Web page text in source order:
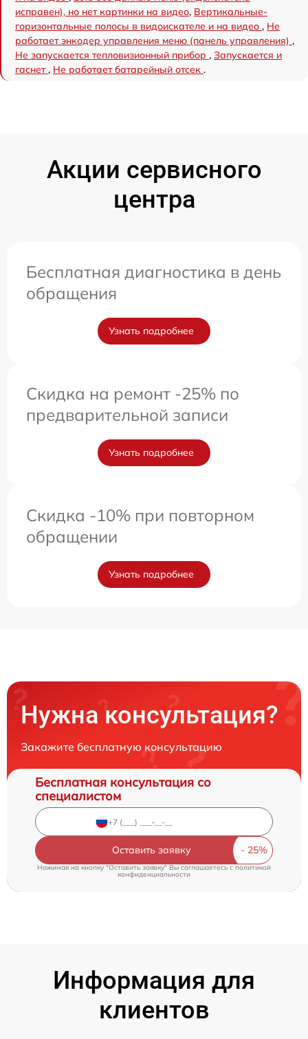
исправен), но нет картинки на видео, Вертикальные-
горизонтальные полосы в видоискателе и на видео , Не
работает энкодер управления меню (панель управления) ,
Не запускается тепловизионный прибор , Запускается и
гаснет, Не работает батарейный отсек .
Акции сервисного
центра
Бесплатная диагностика в день
обращения
Узнать подробнее
Скидка на ремонт -25% по
предварительной записи
Узнать подробнее
Скидка -10% при повторном
обращении
Узнать подробнее
Нужна консультация?
Закажите бесплатную консультацию
Бесплатная консультация со
специалистом
Оставить заявку
Нажимая на кнопку "Оставить заявку" Вы соглашаетесь c политикой
конфиденциальности
Информация для
клиентов